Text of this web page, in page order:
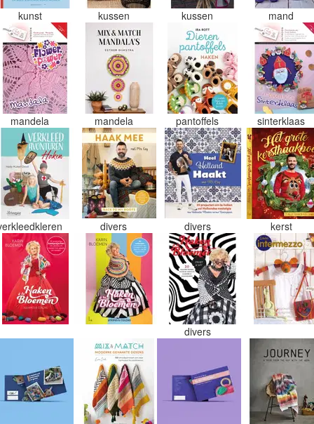
kunst kussen kussen mand
mandela mandela pantoffels sinterklaas
divers divers kerst
divers